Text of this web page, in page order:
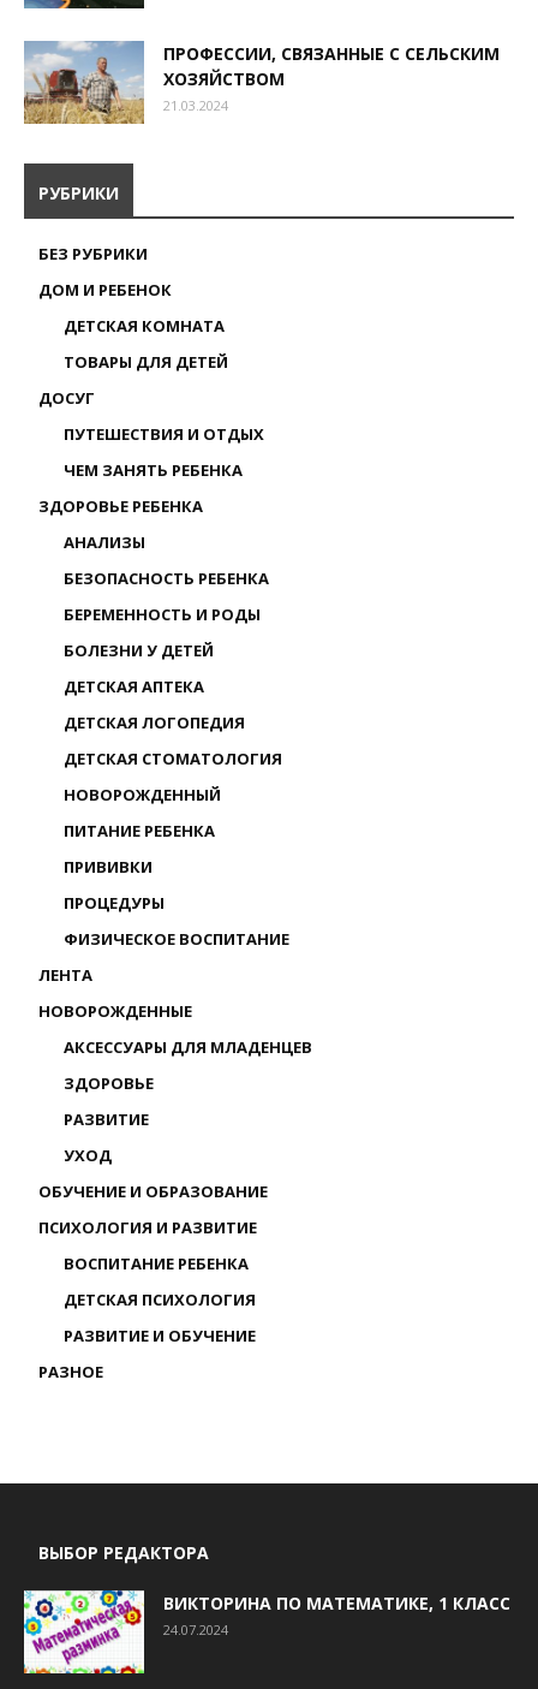
ПРОФЕССИИ, СВЯЗАННЫЕ С СЕЛЬСКИМ
ХОЗЯЙСТВОМ
21.03.2024
РУБРИКИ
БЕЗ РУБРИКИ
ДОМ И РЕБЕНОК
ДЕТСКАЯ КОМНАТА
ТОВАРЫ ДЛЯ ДЕТЕЙ
ДОСУГ
ПУТЕШЕСТВИЯ И ОТДЫХ
ЧЕМ ЗАНЯТЬ РЕБЕНКА
ЗДОРОВЬЕ РЕБЕНКА
АНАЛИЗЫ
БЕЗОПАСНОСТЬ РЕБЕНКА
БЕРЕМЕННОСТЬ И РОДЫ
БОЛЕЗНИ У ДЕТЕЙ
ДЕТСКАЯ АПТЕКА
ДЕТСКАЯ ЛОГОПЕДИЯ
ДЕТСКАЯ СТОМАТОЛОГИЯ
НОВОРОЖДЕННЫЙ
ПИТАНИЕ РЕБЕНКА
ПРИВИВКИ
ПРОЦЕДУРЫ
ФИЗИЧЕСКОЕ ВОСПИТАНИЕ
ЛЕНТА
НОВОРОЖДЕННЫЕ
АКСЕССУАРЫ ДЛЯ МЛАДЕНЦЕВ
ЗДОРОВЬЕ
РАЗВИТИЕ
УХОД
ОБУЧЕНИЕ И ОБРАЗОВАНИЕ
ПСИХОЛОГИЯ И РАЗВИТИЕ
ВОСПИТАНИЕ РЕБЕНКА
ДЕТСКАЯ ПСИХОЛОГИЯ
РАЗВИТИЕ И ОБУЧЕНИЕ
РАЗНОЕ
ВЫБОР РЕДАКТОРА
ВИКТОРИНА ПО МАТЕМАТИКЕ, 1 КЛАСС
24.07.2024